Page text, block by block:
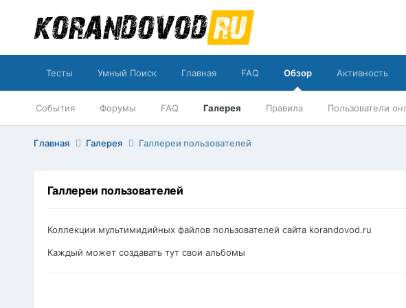
Тесты Умный Поиск Главная FAQ Обзор
События Форумы FAQ Галерея Правила Пользователи
Активность
Главная Галерея Галлереи пользователей
Галлереи пользователей
Коллекции мультимидийных файлов пользователей сайта korandovod.ru
Каждый может создавать тут свои альбомы